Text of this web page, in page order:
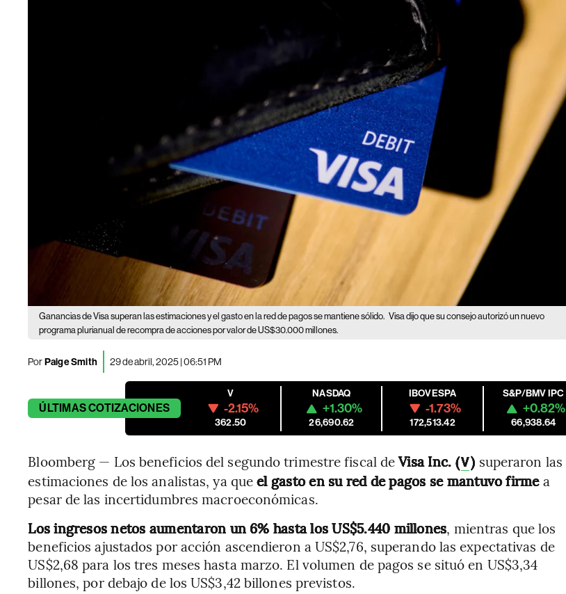
Ganancias de Visa superan las estimaciones y el gasto en la red de pagos se mantiene sólido. Visa dijo que su consejo autorizó un nuevo
programa plurianual de recompra de acciones por valor de US$30.000 millones.
PorPaige Smith 29 de abril, 2025 | 06:51 PM
ÚLTIMASCOTIZACIONES
V
-2.15%
362.50
NASDAQ
+1.30%
26,690.62
IBOVESPA
-1.73%
172,513.42
S&P/BMV IPC
+0.82%
66,938.64
Bloomberg — Los beneficios del segundo trimestre fiscal deVisa Inc. (V) superaron las
estimaciones de los analistas, ya queel gasto en su red de pagos se mantuvo firmea
pesar de las incertidumbres macroeconómicas.
Los ingresos netos aumentaron un 6% hasta los US$5.440 millones, mientras que los
beneficios ajustados por acción ascendieron a US$2,76, superando las expectativas de
US$2,68 para los tres meses hasta marzo. El volumen de pagos se situó en US$3,34
billones, por debajo de los US$3,42 billones previstos.